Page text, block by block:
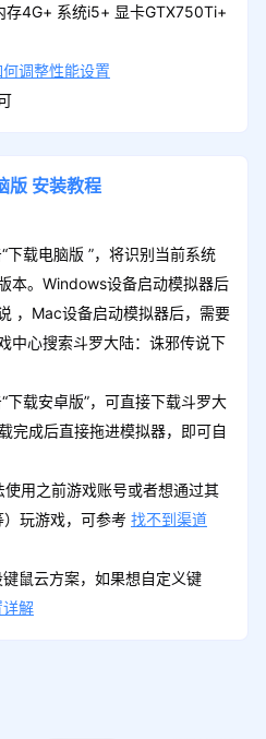
存4G+ 系统i5+ 显卡GTX750Ti+
调整性能设置
版 安装教程
载电脑版 ”，将识别当前系统
本。Windows设备启动模拟器后
，Mac设备启动模拟器后，需要
中心搜索斗罗大陆：诛邪传说下
载安卓版”，可直接下载斗罗大
完成后直接拖进模拟器，即可自
用之前游戏账号或者想通过其
玩游戏，可参考 找不到渠道
鼠云方案，如果想自定义键
解